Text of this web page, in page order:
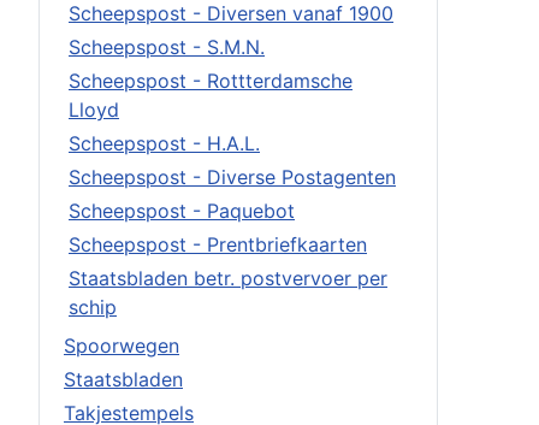
Scheepspost - Diversen vanaf 1900
Scheepspost - S.M.N.
Scheepspost - Rottterdamsche
Lloyd
Scheepspost - H.A.L.
Scheepspost - Diverse Postagenten
Scheepspost - Paquebot
Scheepspost - Prentbriefkaarten
Staatsbladen betr. postvervoer per
schip
Spoorwegen
Staatsbladen
Takjestempels